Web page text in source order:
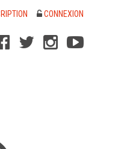
CONNEXION